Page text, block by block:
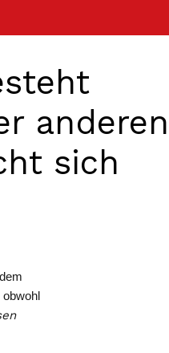
anderen
sich